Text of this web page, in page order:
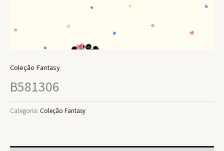
Coleção Fantasy
B581306
Categoria: Coleção Fantasy